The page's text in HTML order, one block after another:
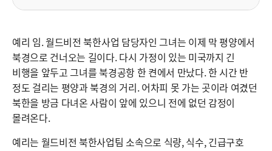
예리 임. 월드비전 북한사업 담당자인 그녀는 이제 막 평양에서
북경으로 건너오는 길이다. 다시 가정이 있는 미국까지 긴
비행을 앞두고 그녀를 북경공항 한 켠에서 만났다. 한 시간 반
정도 걸리는 평양과 북경의 거리. 어차피 못 가는 곳이라 여겼던
북한을 방금 다녀온 사람이 앞에 있으니 전에 없던 감정이
몰려온다.
예리는 월드비전 북한사업팀 소속으로 식량, 식수, 긴급구호